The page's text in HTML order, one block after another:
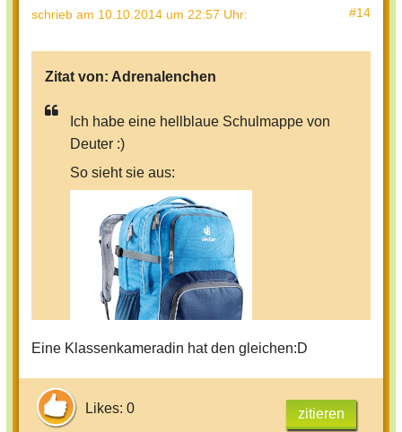
schrieb am 10.10.2014 um 22:57 Uhr: #14
Zitat von: Adrenalenchen
Ich habe eine hellblaue Schulmappe von
Deuter :)
So sieht sie aus:
Eine Klassenkameradin hat den gleichen:D
Likes: 0 zitieren